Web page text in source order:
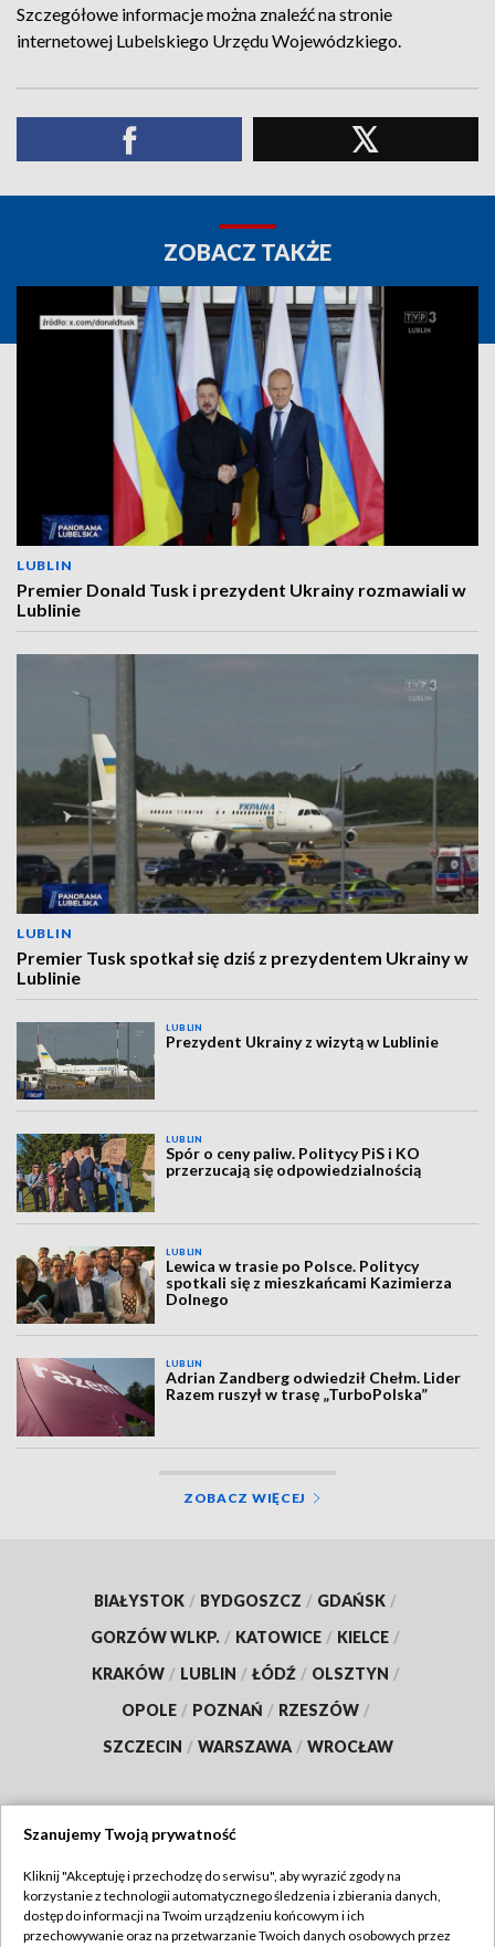
Szczegółowe informacje można znaleźć na stronie
internetowej Lubelskiego Urzędu Wojewódzkiego.
ZOBACZ TAKŻE
LUBLIN
Premier Donald Tusk i prezydent Ukrainy rozmawiali w
Lublinie
LUBLIN
Premier Tusk spotkał się dziś z prezydentem Ukrainy w
Lublinie
LUBLIN
Prezydent Ukrainy z wizytą w Lublinie
LUBLIN
Spór o ceny paliw. Politycy PiS i KO
przerzucają się odpowiedzialnością
LUBLIN
Lewica w trasie po Polsce. Politycy
spotkali się z mieszkańcami Kazimierza
Dolnego
LUBLIN
Adrian Zandberg odwiedził Chełm. Lider
Razem ruszył w trasę „TurboPolska”
ZOBACZ WIĘCEJ
BIAŁYSTOK / BYDGOSZCZ / GDAŃSK /
GORZÓW WLKP. / KATOWICE / KIELCE /
KRAKÓW / LUBLIN / ŁÓDŹ / OLSZTYN /
OPOLE / POZNAŃ / RZESZÓW /
SZCZECIN / WARSZAWA / WROCŁAW
TVP
Abonament TVP
Regulamin TVP
Szanujemy Twoją prywatność
Kliknij "Akceptuję i przechodzę do serwisu", aby wyrazić zgody na
korzystanie z technologii automatycznego śledzenia i zbierania danych,
dostęp do informacji na Twoim urządzeniu końcowym i ich
przechowywanie oraz na przetwarzanie Twoich danych osobowych przez